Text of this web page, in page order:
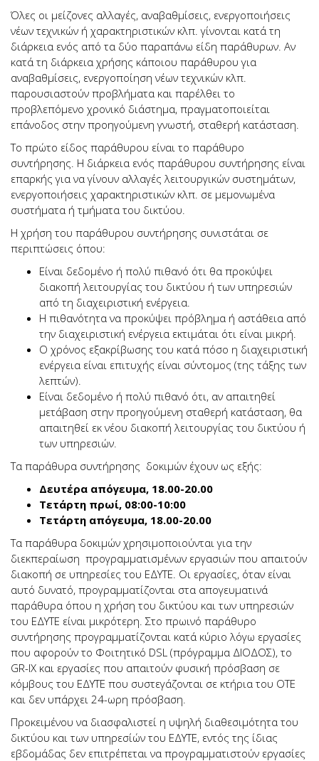
Όλες οι μείζονες αλλαγές, αναβαθμίσεις, ενεργοποιήσεις
νέων τεχνικών ή χαρακτηριστικών κλπ. γίνονται κατά τη
διάρκεια ενός από τα δύο παραπάνω είδη παράθυρων. Αν
κατά τη διάρκεια χρήσης κάποιου παράθυρου για
αναβαθμίσεις, ενεργοποίηση νέων τεχνικών κλπ.
παρουσιαστούν προβλήματα και παρέλθει το
προβλεπόμενο χρονικό διάστημα, πραγματοποιείται
επάνοδος στην προηγούμενη γνωστή, σταθερή κατάσταση.
Το πρώτο είδος παράθυρου είναι το παράθυρο
συντήρησης. Η διάρκεια ενός παράθυρου συντήρησης είναι
επαρκής για να γίνουν αλλαγές λειτουργικών συστημάτων,
ενεργοποιήσεις χαρακτηριστικών κλπ. σε μεμονωμένα
συστήματα ή τμήματα του δικτύου.
Η χρήση του παράθυρου συντήρησης συνιστάται σε
περιπτώσεις όπου:
Είναι δεδομένο ή πολύ πιθανό ότι θα προκύψει
διακοπή λειτουργίας του δικτύου ή των υπηρεσιών
από τη διαχειριστική ενέργεια.
Η πιθανότητα να προκύψει πρόβλημα ή αστάθεια από
την διαχειριστική ενέργεια εκτιμάται ότι είναι μικρή.
Ο χρόνος εξακρίβωσης του κατά πόσο η διαχειριστική
ενέργεια είναι επιτυχής είναι σύντομος (της τάξης των
λεπτών).
Είναι δεδομένο ή πολύ πιθανό ότι, αν απαιτηθεί
μετάβαση στην προηγούμενη σταθερή κατάσταση, θα
απαιτηθεί εκ νέου διακοπή λειτουργίας του δικτύου ή
των υπηρεσιών.
Τα παράθυρα συντήρησης δοκιμών έχουν ως εξής:
Δευτέρα απόγευμα, 18.00-20.00
Τετάρτη πρωί, 08:00-10:00
Τετάρτη απόγευμα, 18.00-20.00
Τα παράθυρα δοκιμών χρησιμοποιούνται για την
διεκπεραίωση προγραμματισμένων εργασιών που απαιτούν
διακοπή σε υπηρεσίες του ΕΔΥΤΕ. Οι εργασίες, όταν είναι
αυτό δυνατό, προγραμματίζονται στα απογευματινά
παράθυρα όπου η χρήση του δικτύου και των υπηρεσιών
του ΕΔΥΤΕ είναι μικρότερη. Στο πρωινό παράθυρο
συντήρησης προγραμματίζονται κατά κύριο λόγω εργασίες
που αφορούν το Φοιτητικό DSL (πρόγραμμα ΔΙΟΔΟΣ), το
GR-IX και εργασίες που απαιτούν φυσική πρόσβαση σε
κόμβους του ΕΔΥΤΕ που συστεγάζονται σε κτήρια του ΟΤΕ
και δεν υπάρχει 24-ωρη πρόσβαση.
Προκειμένου να διασφαλιστεί η υψηλή διαθεσιμότητα του
δικτύου και των υπηρεσίών του ΕΔΥΤΕ, εντός της ίδιας
εβδομάδας δεν επιτρέπεται να προγραμματιστούν εργασίες